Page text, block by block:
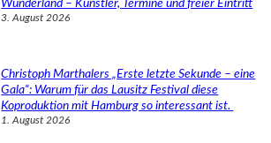
Wunderland – Künstler, Termine und freier Eintritt
3. August 2026
Christoph Marthalers „Erste letzte Sekunde – eine
Gala“: Warum für das Lausitz Festival diese
Koproduktion mit Hamburg so interessant ist.
1. August 2026